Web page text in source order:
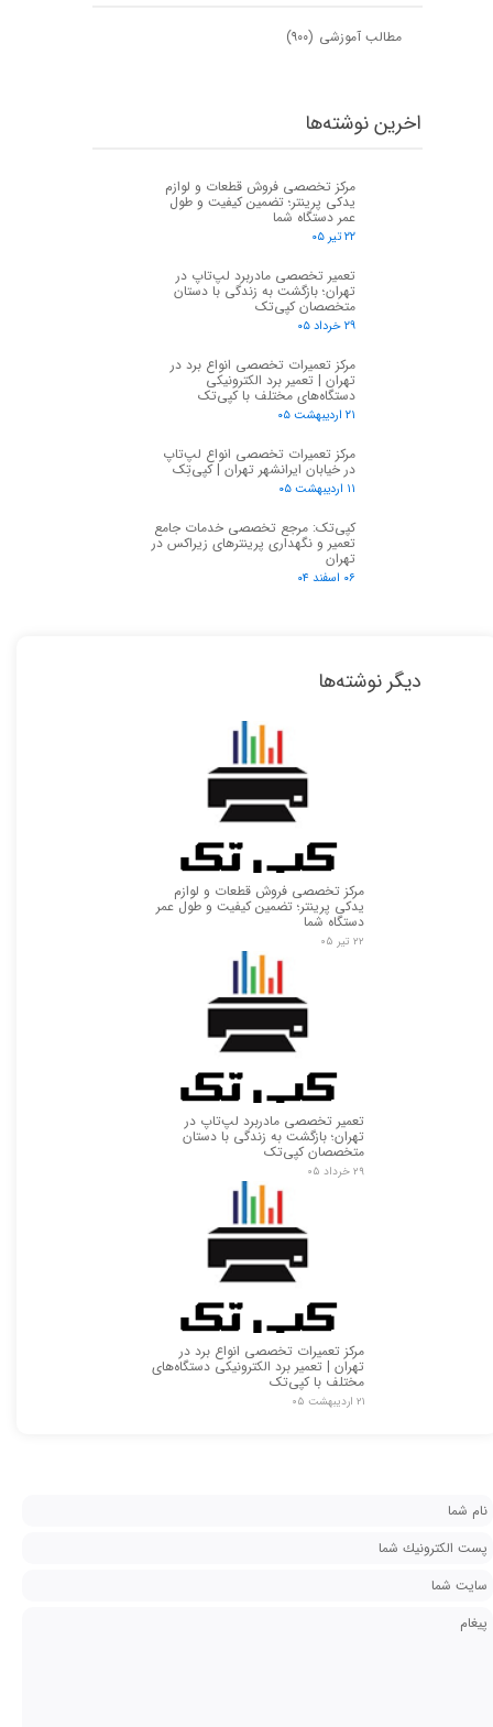
مطالب آموزشی (۹۰۰)
اخرین نوشته‌ها
مرکز تخصصی فروش قطعات و لوازم
یدکی پرینتر؛ تضمین کیفیت و طول
عمر دستگاه شما
۲۲ تیر ۰۵
تعمیر تخصصی مادربرد لپ‌تاپ در
تهران؛ بازگشت به زندگی با دستان
متخصصان کپی‌تک
۲۹ خرداد ۰۵
مرکز تعمیرات تخصصی انواع برد در
تهران | تعمیر برد الکترونیکی
دستگاه‌های مختلف با کپی‌تک
۲۱ اردیبهشت ۰۵
مرکز تعمیرات تخصصی انواع لپ‌تاپ
در خیابان ایرانشهر تهران | کپی‌تِک
۱۱ اردیبهشت ۰۵
کپی‌تک: مرجع تخصصی خدمات جامع
تعمیر و نگهداری پرینترهای زیراکس در
تهران
۰۶ اسفند ۰۴
دیگر نوشته‌ها
مرکز تخصصی فروش قطعات و لوازم
یدکی پرینتر؛ تضمین کیفیت و طول عمر
دستگاه شما
۲۲ تیر ۰۵
تعمیر تخصصی مادربرد لپ‌تاپ در
تهران؛ بازگشت به زندگی با دستان
متخصصان کپی‌تک
۲۹ خرداد ۰۵
مرکز تعمیرات تخصصی انواع برد در
تهران | تعمیر برد الکترونیکی دستگاه‌های
مختلف با کپی‌تک
۲۱ اردیبهشت ۰۵